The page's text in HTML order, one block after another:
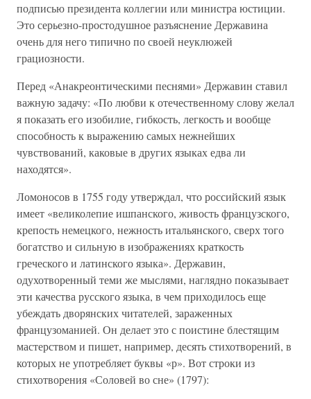
подписью президента коллегии или министра юстиции.
Это серьезно-простодушное разъяснение Державина
очень для него типично по своей неуклюжей
грациозности.
Перед «Анакреонтическими песнями» Державин ставил
важную задачу: «По любви к отечественному слову желал
я показать его изобилие, гибкость, легкость и вообще
способность к выражению самых нежнейших
чувствований, каковые в других языках едва ли
находятся».
Ломоносов в 1755 году утверждал, что российский язык
имеет «великолепие ишпанского, живость французского,
крепость немецкого, нежность итальянского, сверх того
богатство и сильную в изображениях краткость
греческого и латинского языка». Державин,
одухотворенный теми же мыслями, наглядно показывает
эти качества русского языка, в чем приходилось еще
убеждать дворянских читателей, зараженных
французоманией. Он делает это с поистине блестящим
мастерством и пишет, например, десять стихотворений, в
которых не употребляет буквы «р». Вот строки из
стихотворения «Соловей во сне» (1797):